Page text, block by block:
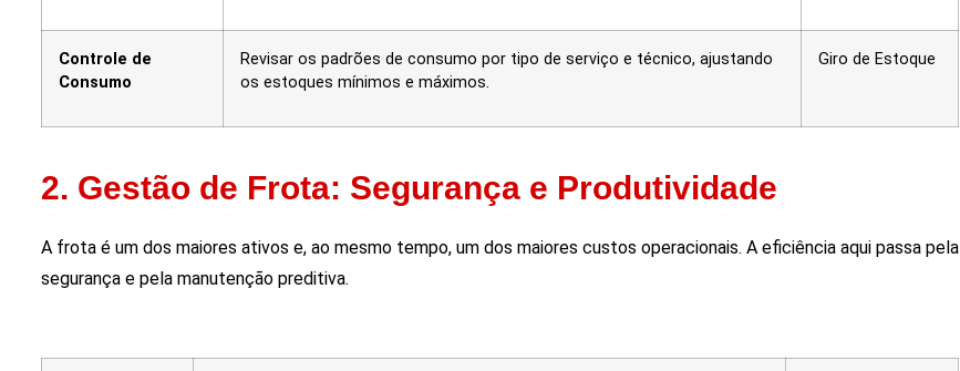
Controle de
Consumo
Revisar os padrões de consumo por tipo de serviço e técnico, ajustando
os estoques mínimos e máximos.
Giro de Estoque
2. Gestão de Frota: Segurança e Produtividade
A frota é um dos maiores ativos e, ao mesmo tempo, um dos maiores custos operacionais. A eficiência aqui passa pela
segurança e pela manutenção preditiva.